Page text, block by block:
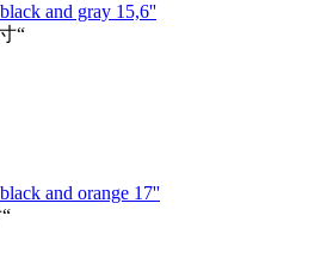
and gray 15,6''
“
and orange 17''